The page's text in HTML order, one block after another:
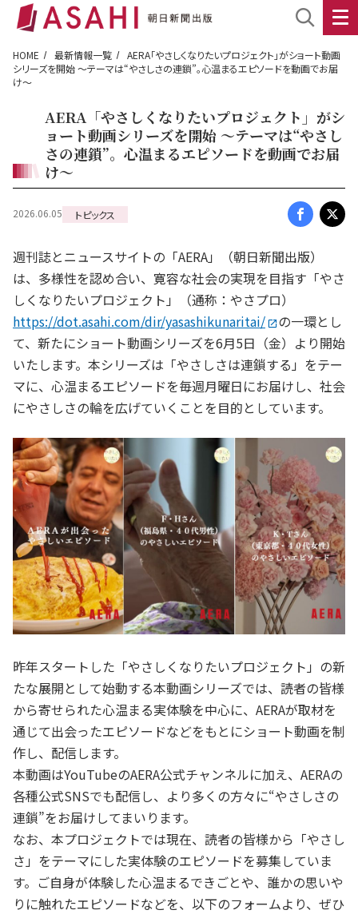
HOME 最新情報一覧
AERA「やさしくなりたいプロジェクト」がショート動画
シリーズを開始 ～テーマは“やさしさの連鎖”。心温まるエピソードを動画でお届
け～
AERA「やさしくなりたいプロジェクト」がシ
ョート動画シリーズを開始 ～テーマは“やさし
さの連鎖”。心温まるエピソードを動画でお届
け～
2026.06.05 トピックス
週刊誌とニュースサイトの「AERA」（朝日新聞出版）
は、多様性を認め合い、寛容な社会の実現を目指す「やさ
しくなりたいプロジェクト」（通称：やさプロ）
https://dot.asahi.com/dir/yasashikunaritai/
の一環とし
て、新たにショート動画シリーズを6月5日（金）より開始
いたします。本シリーズは「やさしさは連鎖する」をテー
マに、心温まるエピソードを毎週月曜日にお届けし、社会
にやさしさの輪を広げていくことを目的としています。
昨年スタートした「やさしくなりたいプロジェクト」の新
たな展開として始動する本動画シリーズでは、読者の皆様
から寄せられた心温まる実体験を中心に、AERAが取材を
通じて出会ったエピソードなどをもとにショート動画を制
作し、配信します。
本動画はYouTubeのAERA公式チャンネルに加え、AERAの
各種公式SNSでも配信し、より多くの方々に“やさしさの
連鎖”をお届けしてまいります。
なお、本プロジェクトでは現在、読者の皆様から「やさし
さ」をテーマにした実体験のエピソードを募集していま
す。ご自身が体験した心温まるできごとや、誰かの思いや
りに触れたエピソードなどを、以下のフォームより、ぜひ